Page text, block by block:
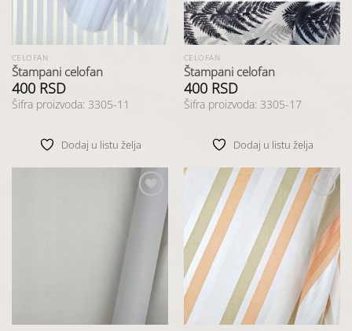
CELOFAN
Štampani celofan
400 RSD
Šifra proizvoda: 3305-11
Dodaj u listu želja
CELOFAN
Štampani celofan
400 RSD
Šifra proizvoda: 3305-17
Dodaj u listu želja
Dodaj
u listu
želja